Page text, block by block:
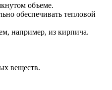
объеме.
обеспечивать тепловой
например, из кирпича.
веществ.